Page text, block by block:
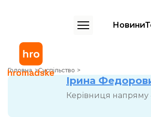
Новини
Головна Суспільство
Нас так довго вчили не висовуватись, що
Ірина
Керівниця напряму